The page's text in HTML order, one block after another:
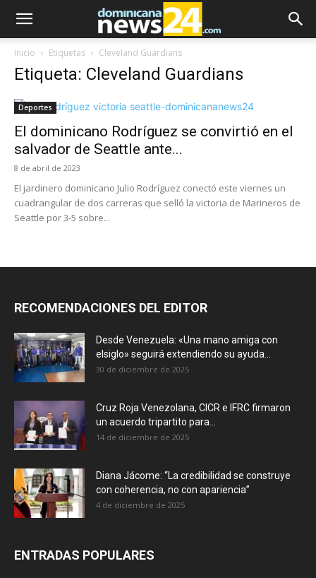
Inicio Etiquetas Cleveland Guardians
Etiqueta: Cleveland Guardians
Deportes
El dominicano Rodríguez se convirtió en el
salvador de Seattle ante...
8 de abril de 2023
El jardinero dominicano Julio Rodríguez conectó este viernes un
cuadrangular de dos carreras que selló la victoria de Marineros de
Seattle por 3-5 sobre...
RECOMENDACIONES DEL EDITOR
Desde Venezuela: «Una mano amiga con
elsiglo» seguirá extendiendo su ayuda...
30 de diciembre de 2025
Cruz Roja Venezolana, CICR e IFRC firmaron
un acuerdo tripartito para...
14 de diciembre de 2025
Diana Jácome: “La credibilidad se construye
con coherencia, no con apariencia”
4 de diciembre de 2025
ENTRADAS POPULARES